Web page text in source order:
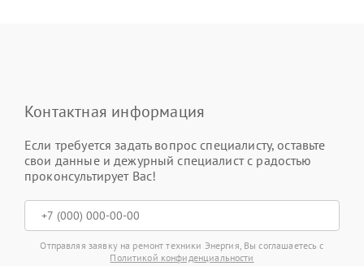
Контактная информация
Если требуется задать вопрос специалисту, оставьте
свои данные и дежурный специалист с радостью
проконсультирует Вас!
Отправляя заявку на ремонт техники Энергия, Вы соглашаетесь с
Политикой конфиденциальности